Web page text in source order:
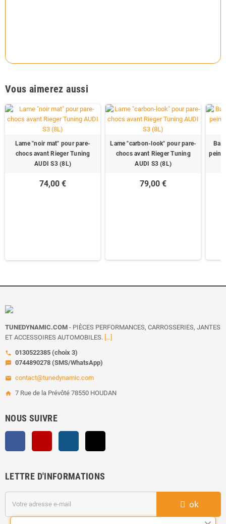
Vous aimerez aussi
Lame "noir mat" pour pare-
chocs avant Rieger Tuning
AUDI S3 (8L)
74,00 €
Lame "carbon-look" pour pare-
chocs avant Rieger Tuning
AUDI S3 (8L)
79,00 €
TUNEDYNAMIC.COM - PIÈCES PERFORMANCES, CARROSSERIES, JANTES
ET ACCESSOIRES AUTOMOBILES. [...]
call 0130522385 (choix 3)
sms 0744890278 (SMS/WhatsApp)
email contact@tunedynamic.com
home 7 Rue de la Prévôté 78550 HOUDAN
NOUS SUIVRE
Facebook YouTube Instagram
LETTRE D'INFORMATIONS
ok